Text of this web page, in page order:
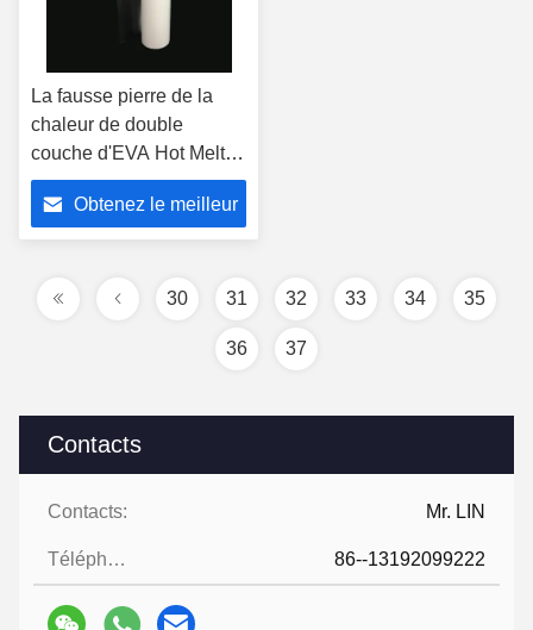
Contacts
Contacts: Mr. LIN
Téléphone: 86--13192099222
La fausse pierre de la
chaleur de double
couche d'EVA Hot Melt
Adhesive Film de travail
du bois facile
fonctionnent
Obtenez le meilleur
30 31 32 33 34 35
36 37